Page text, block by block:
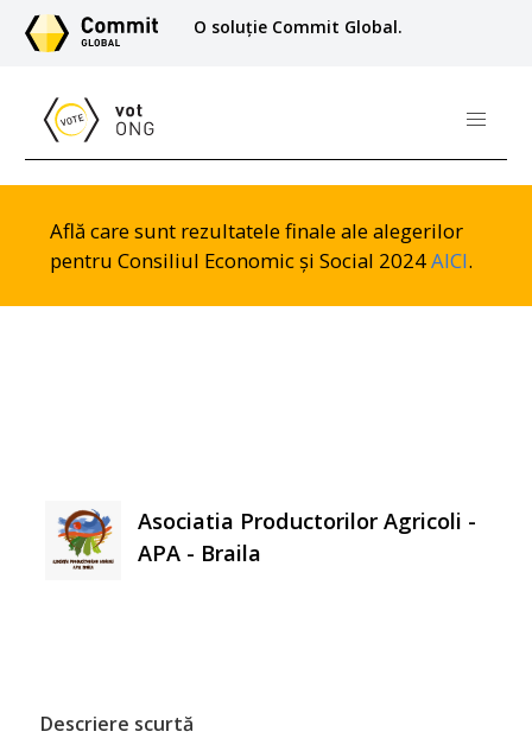
O soluție Commit Global.
Află care sunt rezultatele finale ale alegerilor
pentru Consiliul Economic și Social 2024AICI.
Asociatia Productorilor Agricoli -
APA - Braila
Descriere scurtă